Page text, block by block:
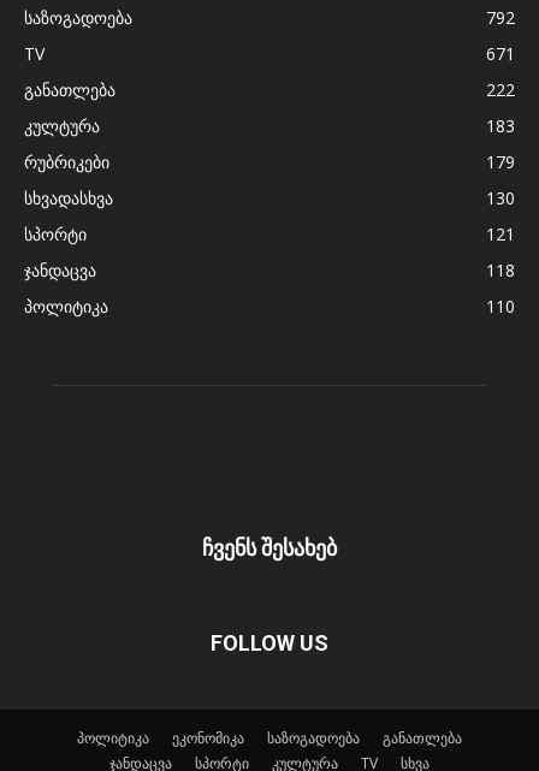
საზოგადოება
792
TV
671
განათლება
222
კულტურა
183
რუბრიკები
179
სხვადასხვა
130
სპორტი
121
ჯანდაცვა
118
პოლიტიკა
110
ჩვენს შესახებ
FOLLOW US
პოლიტიკა ეკონომიკა საზოგადოება
განათლება
ჯანდაცვა
სპორტი კულტურა TV სხვა